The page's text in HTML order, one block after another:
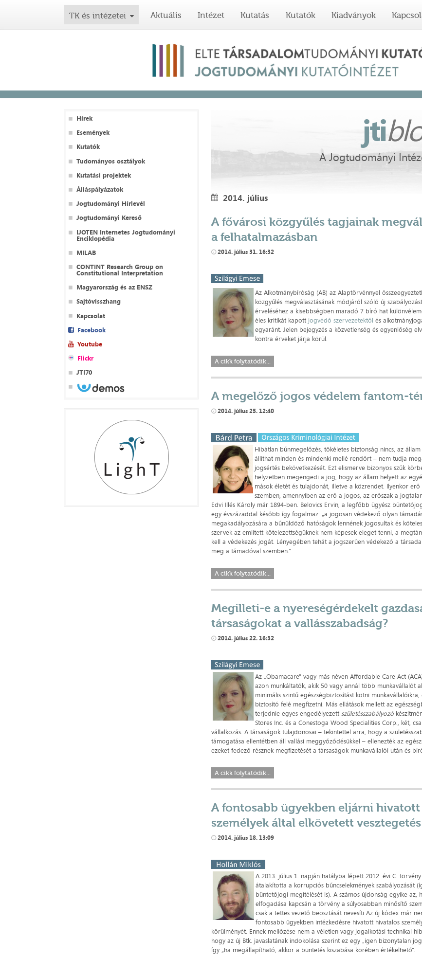
TK és intézetei Aktuális Intézet Kutatás Kutatók Kiadványok
Hírek
Események
Kutatók
Tudományos osztályok
Kutatási projektek
Álláspályázatok
Jogtudományi Hírlevél
Jogtudományi Kereső
IJOTEN Internetes Jogtudományi
Enciklopédia
MILAB
CONTINT Research Group on
Constitutional Interpretation
Magyarország és az ENSZ
Sajtóvisszhang
Kapcsolat
Facebook
Youtube
Flickr
JTI70
jti
A Jogtudományi
2014. július
A fővárosi közgyűlés tagjainak
a felhatalmazásban
2014. július 31. 16:32
Az Alkotmánybíróság (AB) az Alaptörvénnyel
közgyűlés megválasztásának módjáról szóló új
érveléséhez a kisebbségben maradó 7 bíró hat
éles kritikát kapott jogvédő szervezetektől és
egyaránt. Jelen bejegyzés a közvetlenség és egyenlőség
kontra érveket járja körül.
A cikk folytatódik...
A megelőző jogos védelem fantom-
2014. július 25. 12:40
Hibátlan bűnmegelőzés, tökéletes biztonság nincs, az
állíthat minden és mindenki mellé rendőrt – nem tudja
jogsértés bekövetkezését. Ezt elismerve bizonyos szűk
helyzetben megengedi a jog, hogy az állam helyett az
mások életét és tulajdonát, illetve a közrendet. Ilyenkor erő
szemben, amennyiben az erő a jogos, az erőszak a
Edvi Illés Károly már 1894-ben. Belovics Ervin, a legfőbb ügyész
egy évszázaddal később így fogalmaz: „a jogosan védekező olyan
megakadályozására a bűnüldöző hatóságok lennének jogosultak és
szervek az említett kötelezettségüknek nem képesek eleget tenni, a
kell a védekezés jogát. Lényegében tehát a jogszerűen védekező a
meg a támadóval szemben.”
A cikk folytatódik...
Megilleti-e a nyereségérdekelt
társaságokat a vallásszabadság?
2014. július 22. 16:32
Az „Obamacare" vagy más néven Affordable Care Act
azon munkáltatók, akik 50 vagy annál több munkavállalót
minimális szintű egészségbiztosítást kötni
biztosító felé megfizetni. Más ellátások mellett az
terjednie egyes engedélyezettszületésszabályozó
Stores Inc. és a Conestoga Wood Specialities Corp., két,
vállalkozás. A társaságok tulajdonosai – tekintettel arra, hogy a
támogatása ellentétben áll vallási meggyőződésükkel – ellenezték az
ezeket fedező résznek megfizetését a társaságok munkavállalói után és
A cikk folytatódik...
A fontosabb ügyekben eljárni
személyek által elkövetett vesztegetés
2014. július 18. 13:09
A 2013. július 1. napján hatályba lépett 2012. évi C.
átalakította a korrupciós bűncselekmények szabályozását
büntetőjogi megítélését is). A számos újdonság egyike az,
elfogadása kapcsán a törvény a súlyosabban minősítő
csak a tettes vezető beosztását nevesíti Az új kódex már
fontosabb ügyekben intézkedésre hivatott hivatalos
körülményét. Ennek mellőzése nem a véletlen vagy jogalkotási technikai
hogy az új Btk. javaslatának indokolása szerint ez egy „igen bizonytalan
így „ha megállapítható, akkor a büntetés kiszabása körében értékelhető”.